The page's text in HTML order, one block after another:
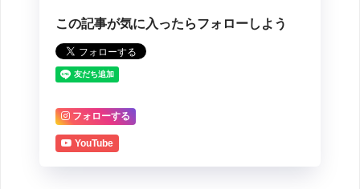
この記事が気に入ったらフォローしよう
フォローする
YouTube